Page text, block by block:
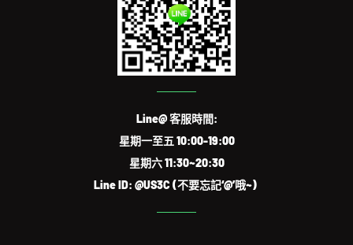
Line@ 客服時間:
星期一至五 10:00-19:00
星期六 11:30~20:30
Line ID: @US3C (不要忘記‘@’哦~)